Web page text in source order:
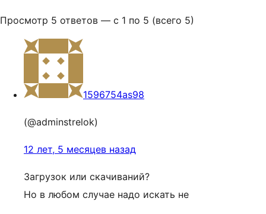
Просмотр 5 ответов — с 1 по 5 (всего 5)
1596754as98
(@adminstrelok)
12 лет, 5 месяцев назад
Загрузок или скачиваний?
Но в любом случае надо искать не